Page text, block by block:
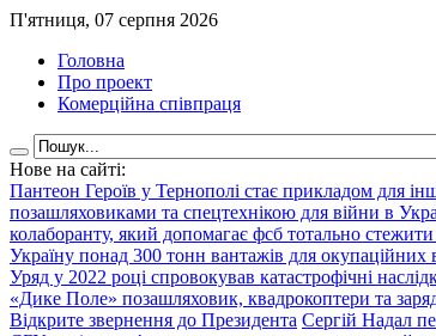
П'ятниця, 07 серпня 2026
Головна
Про проект
Комерційна співпраця
Нове на сайті:
Пантеон Героїв у Тернополі стає прикладом для
позашляховиками та спецтехнікою для війни в
колаборанту, який допомагає фсб тотально
Україну понад 300 тонн вантажів для окупаційних
Уряд у 2022 році спровокував катастрофічні
«Дике Поле» позашляховик, квадрокоптери та
Відкрите звернення до Президента Сергій Надал